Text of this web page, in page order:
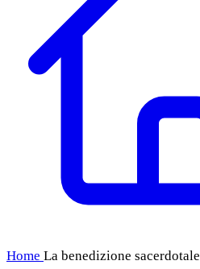
Home La benedizione sacerdotale